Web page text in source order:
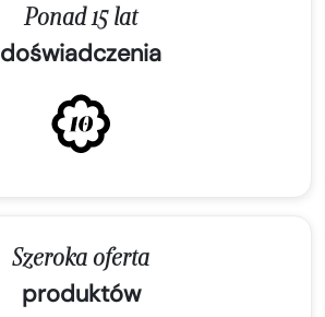
Ponad 15 lat
doświadczenia
Szeroka oferta
produktów